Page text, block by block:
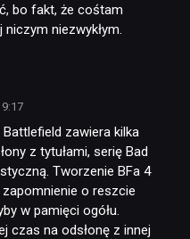
bo fakt, że cośtam
niezwykłym.
zawiera kilka
z tytułami, serię Bad
Tworzenie BFa 4
o reszcie
w pamięci ogółu.
czas na odsłonę z innej